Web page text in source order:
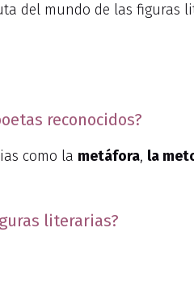
del mundo de las figuras
reconocidos?
como la metáfora, la
literarias?